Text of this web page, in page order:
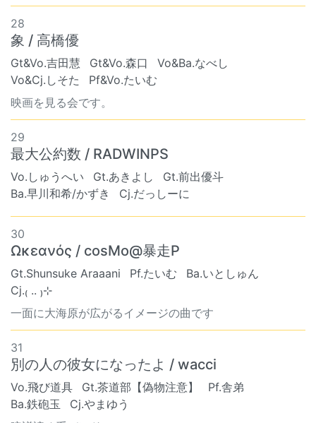
28
象 / 高橋優
Gt&Vo.吉田慧 Gt&Vo.森口
Vo&Ba.なべし
Vo&Cj.しそた
Pf&Vo.たいむ
映画を見る会です。
29
最大公約数 / RADWINPS
Vo.しゅうへい Gt.あきよし
Gt.前出優斗
Ba.早川和希/かずき
Cj.だっしーに
30
Ωκεανός / cosMo@暴走P
Gt.Shunsuke Araaani Pf.たいむ
Ba.いとしゅん
Cj.₍ .. ₎⊹
一面に大海原が広がるイメージの曲です
31
別の人の彼女になったよ / wacci
Vo.飛び道具 Gt.茶道部【偽物注意】
Pf.舎弟
Ba.鉄砲玉
Cj.やまゆう